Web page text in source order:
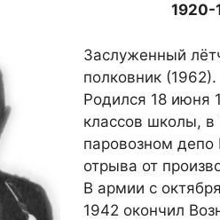
1920-
Заслуженный
полковник (1962).
Родился 18 июня
классов школы,
паровозном депо
отрыва от
В армии с
1942 окончил